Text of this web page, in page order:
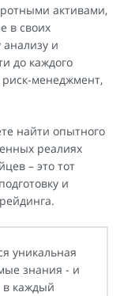
активами,
в своих
и
до каждого
менеджмент,
найти опытного
реалиях
– это тот
и
уникальная
знания - и
в каждый